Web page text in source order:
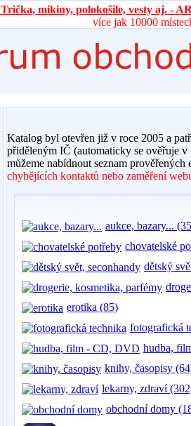
Trička, mikiny, polokošile, vesty aj. -
více jak 10000
Katalog byl otevřen již v roce 2005 a
přiděleným IČ (automaticky se ověřuje
můžeme nabídnout seznam
chybějících kontaktů nebo zaměření
aukce, bazary...
chovatelské
dětský
erotika (85)
fotografická
hudba,
knihy, časopisy
lekarny, zdraví
obchodní domy